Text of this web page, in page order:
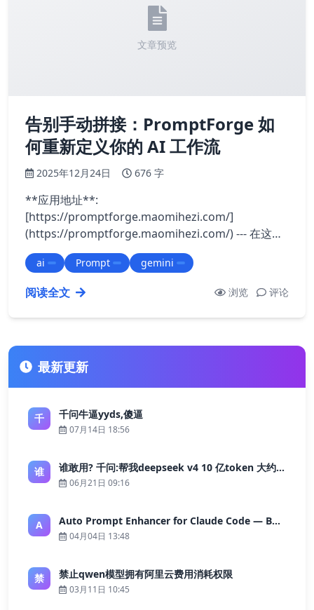
文章预览
告别手动拼接：PromptForge 如
何重新定义你的 AI 工作流
2025年12月24日 676 字
**应用地址**:
[https://promptforge.maomihezi.com/]
(https://promptforge.maomihezi.com/) --- 在这个
AI 爆发的时代，我们每天都在与 ChatGPT、Claude
或 Gemini 对话。但你是否发现，自己陷入了这样的
循环： 打开记事本 -> 找到上次存的一长串…
ai Prompt gemini
阅读全文 浏览 评论
最新更新
千 千问牛逼yyds,傻逼
07月14日 18:56
谁 谁敢用? 千问:帮我deepseek v4 10 亿token 大约多少花费 ?
06月21日 09:16
A Auto Prompt Enhancer for Claude Code — Building a Highly Reliable AI Programming Workflow
04月04日 13:48
禁 禁止qwen模型拥有阿里云费用消耗权限
03月11日 10:45